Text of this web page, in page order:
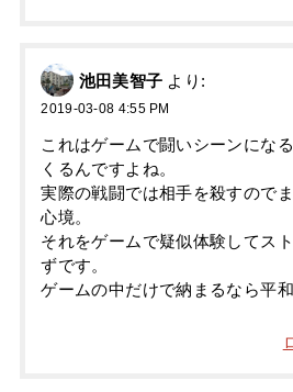
池田美智子 より:
2019-03-08 4:55 PM
これはゲームで闘いシーンにな
くるんですよね。
実際の戦闘では相手を殺すので
心境。
それをゲームで疑似体験してス
ずです。
ゲームの中だけで納まるなら平